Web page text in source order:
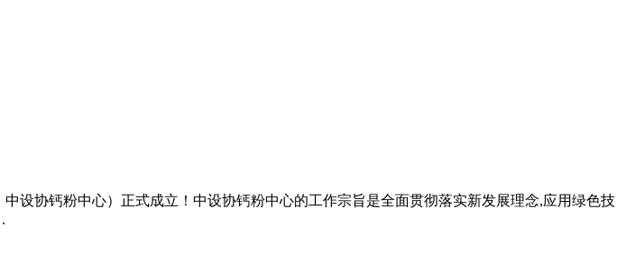
设协钙粉中心）正式成立！中设协钙粉中心的工作宗旨是全面贯彻落实新发展理念,应用绿色技